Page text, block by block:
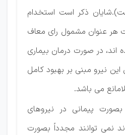
ذکر است استخدام
هر عنوان مشمول رای معاف
اند، در صورت درمان بیماری
نیرو مبنی بر بهبود کامل
می باشد.
بصورت پیمانی در نیروهای
نمی توانند مجدداً بصورت